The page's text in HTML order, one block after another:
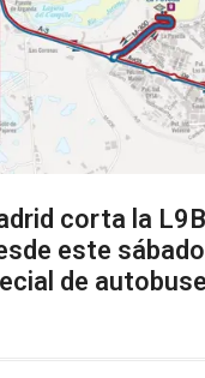
corta la
este
de